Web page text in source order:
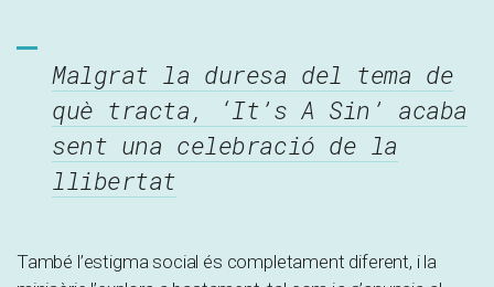
Malgrat la duresa del tema de
què tracta, ‘It’s A Sin’ acaba
sent una celebració de la
llibertat
També l’estigma social és completament diferent, i la